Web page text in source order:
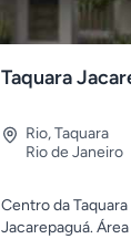
Rio,Taquara
Rio de Janeiro
Centro da Taquara
Jacarepaguá.